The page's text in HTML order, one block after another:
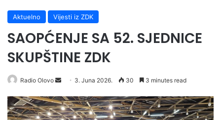
Aktuelno Vijesti iz ZDK
SAOPĆENJE SA 52. SJEDNICE
SKUPŠTINE ZDK
Radio Olovo
n
d
3. Juna 2026. 30 3 minutes read